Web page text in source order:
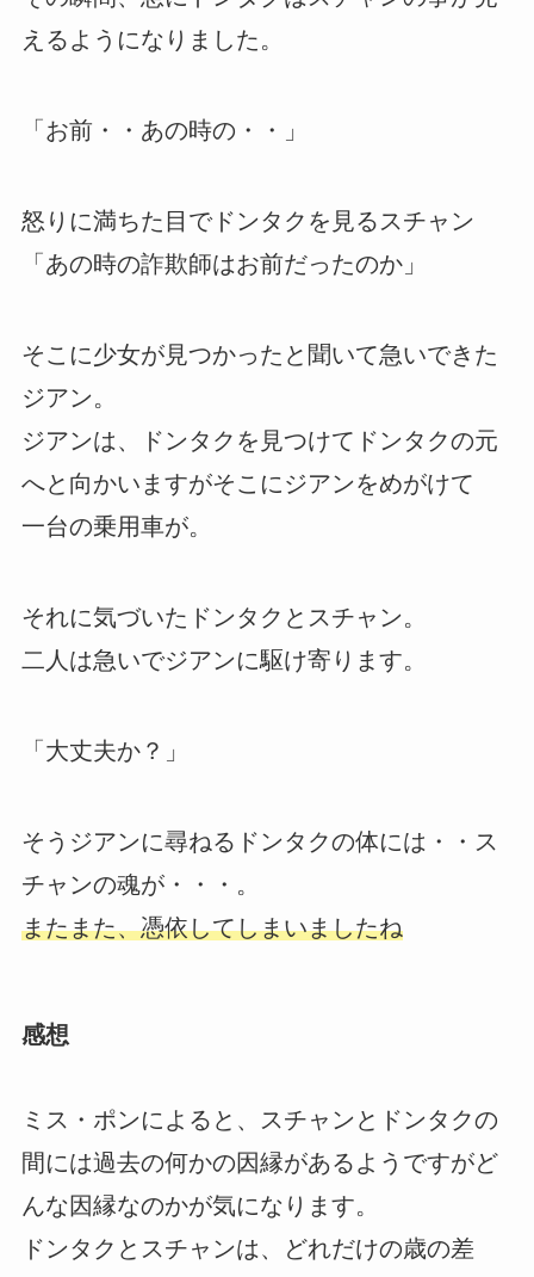
えるようになりました。
「お前・・あの時の・・」
怒りに満ちた目でドンタクを見るスチャン
「あの時の詐欺師はお前だったのか」
そこに少女が見つかったと聞いて急いできた
ジアン。
ジアンは、ドンタクを見つけてドンタクの元
へと向かいますがそこにジアンをめがけて
一台の乗用車が。
それに気づいたドンタクとスチャン。
二人は急いでジアンに駆け寄ります。
「大丈夫か？」
そうジアンに尋ねるドンタクの体には・・ス
チャンの魂が・・・。
またまた、憑依してしまいましたね
感想
ミス・ポンによると、スチャンとドンタクの
間には過去の何かの因縁があるようですがど
んな因縁なのかが気になります。
ドンタクとスチャンは、どれだけの歳の差